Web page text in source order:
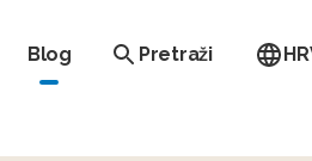
Blog Pretraži